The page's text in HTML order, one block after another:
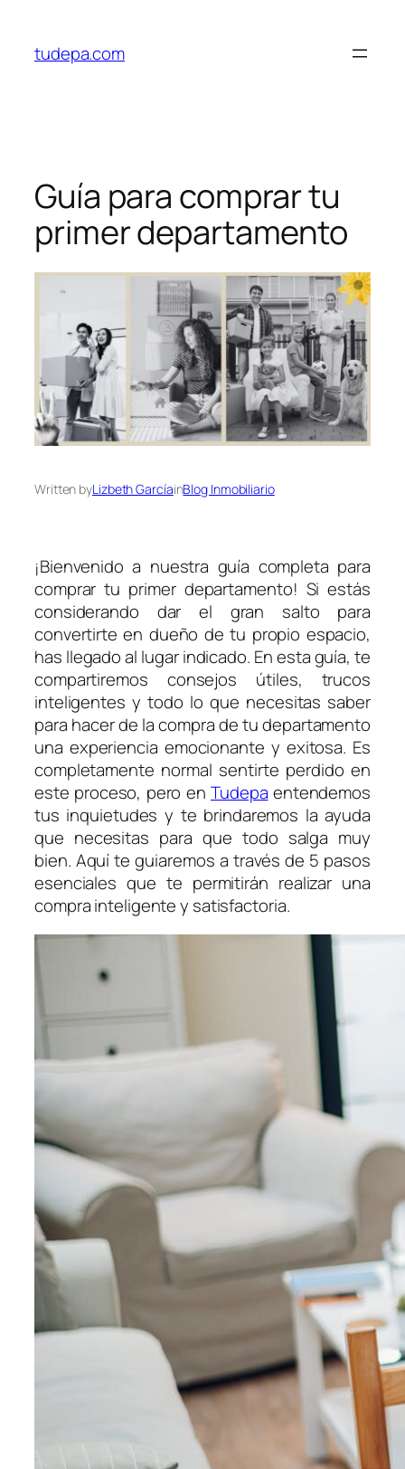
contenido
tudepa.com
Guía para comprar tu
primer departamento
Written byLizbeth GarcíainBlog Inmobiliario
¡Bienvenido a nuestra guía completa para
comprar tu primer departamento! Si estás
considerando dar el gran salto para
convertirte en dueño de tu propio espacio,
has llegado al lugar indicado. En esta guía, te
compartiremos consejos útiles, trucos
inteligentes y todo lo que necesitas saber
para hacer de la compra de tu departamento
una experiencia emocionante y exitosa. Es
completamente normal sentirte perdido en
este proceso, pero enTudepa entendemos
tus inquietudes y te brindaremos la ayuda
que necesitas para que todo salga muy
bien. Aquí te guiaremos a través de 5 pasos
esenciales que te permitirán realizar una
compra inteligente y satisfactoria.